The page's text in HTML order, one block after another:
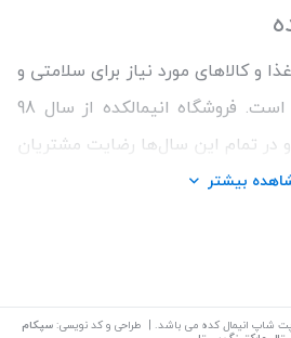
و کالاهای مورد نیاز برای سلامتی و
رفاه سگ و گربه خانگی است. فروشگاه انیمالکده از سال 98
و در تمام این سال‌ها رضایت مشتریان
و با کیفیت برای حفظ سلامتی
قرار داده است. ما همواره سعی
و اطمینان از اصالت کالاها و
خوشایند را برای مشتریان رقم
مشاوره رایگان درمورد محصولات
بیشتر
پت شاپ انیمال کده می باشد. | طراحی و کد نویسی: سپکام